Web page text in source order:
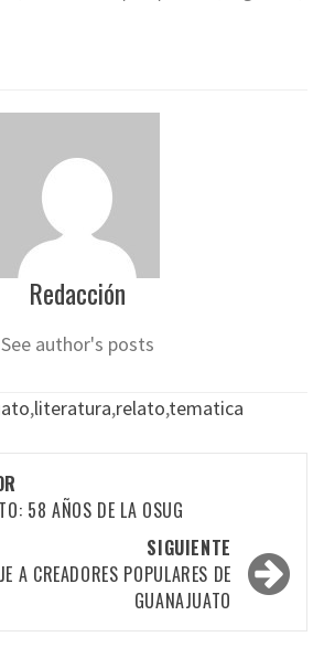
Redacción
See author's posts
,literatura,relato,tematica
58 AÑOS DE LA OSUG
SIGUIENTE
A CREADORES POPULARES DE
GUANAJUATO